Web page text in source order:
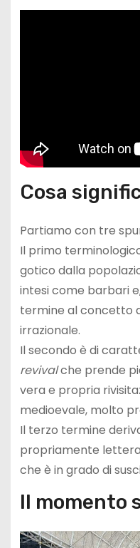
Cosa
Partiamo con tre
Il primo
gotico dalla
intesi come barbari
termine al concetto
irrazionale.
Il secondo è di
revivalche prende
vera e propria
medioevale, molto
Il terzo termine
propriamente
che è in grado di
Il momento